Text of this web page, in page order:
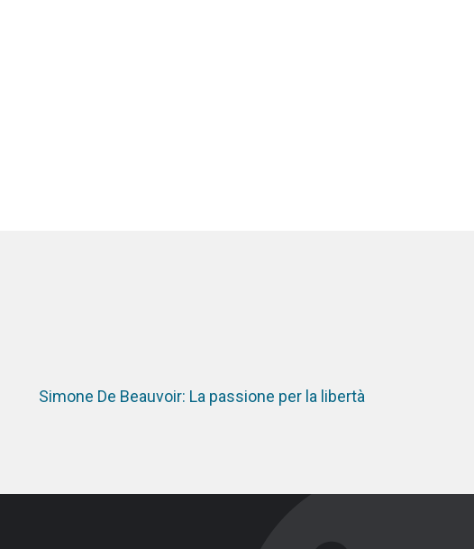
Simone De Beauvoir: La passione per la libertà